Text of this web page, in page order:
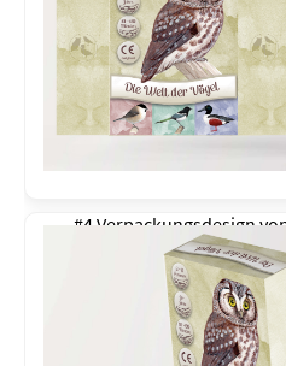
#4 Verpackungsdesign